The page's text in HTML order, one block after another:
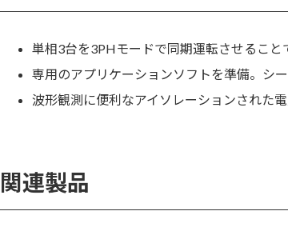
単相3台を3PHモードで同期運転させるこ
専用のアプリケーションソフトを準備。シ
波形観測に便利なアイソレーションされた
関連製品